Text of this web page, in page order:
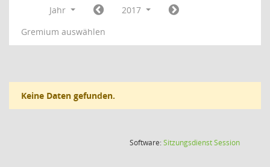
Jahr
2017
Gremium auswählen
Keine Daten gefunden.
Software:SitzungsdienstSession(Wird in